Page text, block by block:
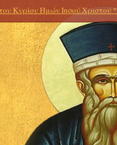
Κυρίου Ημών Ιησού Χριστού *